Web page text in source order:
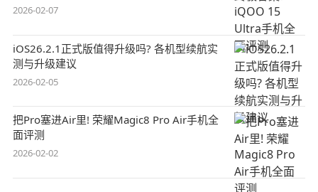
2026-02-07
iOS26.2.1正式版值得升级吗? 各机型续航实
测与升级建议
2026-02-05
把Pro塞进Air里! 荣耀Magic8 Pro Air手机全
面评测
2026-02-02